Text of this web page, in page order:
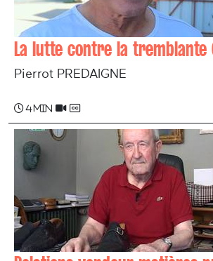
La lutte contre la tremblante
Pierrot PREDAIGNE
4 min